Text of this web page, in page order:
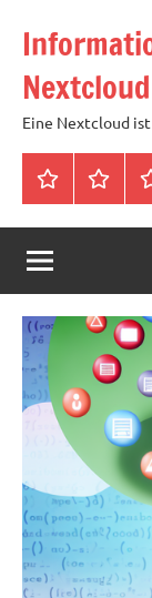
Inhalt
springen
Nextcloud
Eine Nextcloud
StartseiteNeuste
Artikel
für
/